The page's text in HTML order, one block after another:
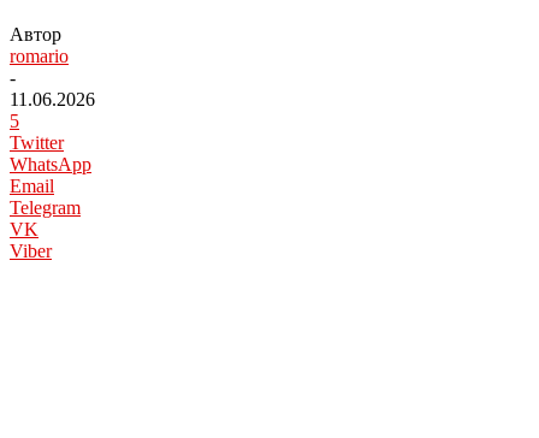
Автор
romario
-
11.06.2026
5
Twitter
WhatsApp
Email
Telegram
VK
Viber